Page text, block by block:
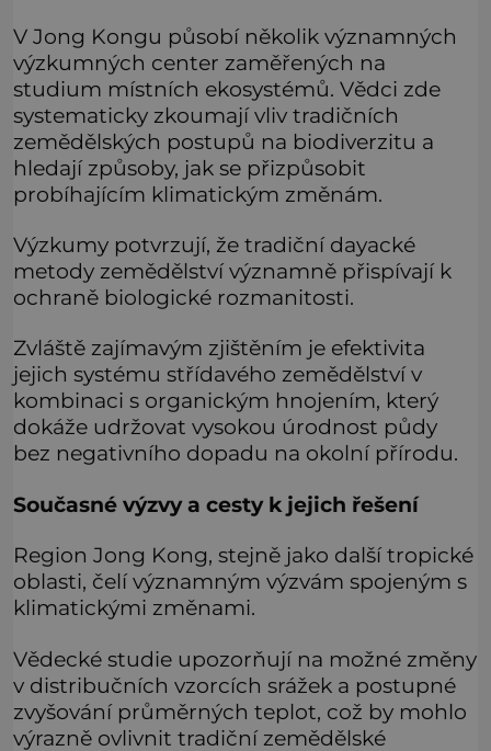
V Jong Kongu působí několik významných
výzkumných center zaměřených na
studium místních ekosystémů. Vědci zde
systematicky zkoumají vliv tradičních
zemědělských postupů na biodiverzitu a
hledají způsoby, jak se přizpůsobit
probíhajícím klimatickým změnám.
Výzkumy potvrzují, že tradiční dayacké
metody zemědělství významně přispívají k
ochraně biologické rozmanitosti.
Zvláště zajímavým zjištěním je efektivita
jejich systému střídavého zemědělství v
kombinaci s organickým hnojením, který
dokáže udržovat vysokou úrodnost půdy
bez negativního dopadu na okolní přírodu.
Současné výzvy a cesty k jejich řešení
Region Jong Kong, stejně jako další tropické
oblasti, čelí významným výzvám spojeným s
klimatickými změnami.
Vědecké studie upozorňují na možné změny
v distribučních vzorcích srážek a postupné
zvyšování průměrných teplot, což by mohlo
výrazně ovlivnit tradiční zemědělské